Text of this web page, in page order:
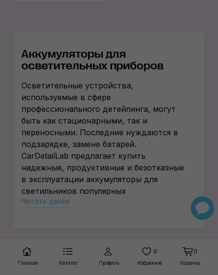
Аккумуляторы для
осветительных приборов
Осветительные устройства,
используемые в сфере
профессионального детейлинга, могут
быть как стационарными, так и
переносными. Последние нуждаются в
подзарядке, замене батарей.
CarDetailLab предлагает купить
надежные, продуктивные и безотказные
в эксплуатации аккумуляторы для
светильников популярных
производителей по приемлемой
Мастера СТО, малярных цехов, центров
автодетейлинга работают с разными
Читать далее
Главная Каталог Профиль
0
Избранное
0
Корзина